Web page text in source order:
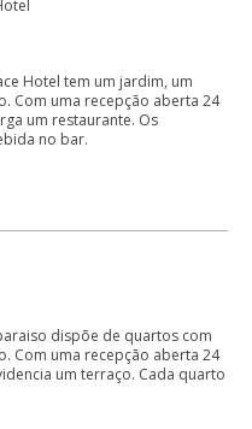
Hotel tem um jardim, um
Com uma recepção aberta 24
um restaurante. Os
no bar.
dispõe de quartos com
Com uma recepção aberta 24
um terraço. Cada quarto